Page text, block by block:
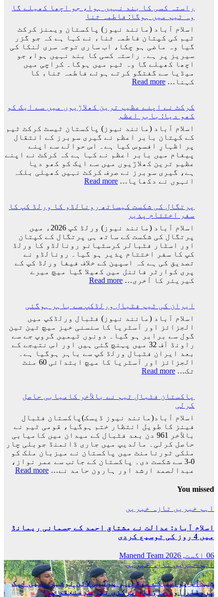
لاکھ
افراد
کے
دستخط
فائنل
میں
شکست
کے
بعد
لیونل
میسی
ٹیم
کے
واپس
کیوں
گئے؟
وجہ
سامنے
آ
گئی
راستہ کسی کا بند نہیں ہوا، جو اچھا کھیلے گا
وہ ٹیم میں ہوگا: فاطمہ ثنا
اسلام آباد (مانند نیوز) پاکستان ویمنز کرکٹ
ٹیم کی کپتان فاطمہ ثناء نے کہا ہے کہ جو گزر
گیا وہ ماضی ہو چکا، اب ساری توجہ سری لنکا کی
سیریز پر ہے۔ راستہ کسی کا بند نہیں ہوا، جو
اچھا کھیلے گا وہ ٹیم میں ہوگا۔ کراچی میں
میڈیا سے گفتگو کرتے ہوئے فاطمہ ثناء کا
کہنا… Read more
:
کا
بند
ہوا،
جو
اچھا
کھیلے
گا
وہ
ٹیم
ہوگا:
فاطمہ
ثنا
کرکٹ نے اپنے عظیم ترین کھلاڑیوں میں سے ایک کو
کھو دیا: بابر اعظم
اسلام آباد (مانند نیوز) پاکستان ٹیسٹ کرکٹ ٹیم
کے کپتان بابر اعظم نے گیری سوبرز کے انتقال
پر اظہارِ افسوس کیا ہے۔ اس حوالے سے اپنے
پیغام میں بابر اعظم نے کہا ہے کہ کرکٹ نے اپنے
عظیم ترین کھلاڑیوں میں سے ایک کو کھو دیا
ہے، گیری سوبرز نے صرف کرکٹ نہیں کھیلی بلکہ
انہوں نے دکھایا… Read more
:
اپنے
ترین
کھلاڑیوں
میں
سے
ایک
کو
کھو
پرتگال کی شکست کیساتھ رونالڈو کا ورلڈ کپ کا
سفر اختتام پذیر
اسلام آباد (مانند نیوز) ورلڈ کپ 2026ء میں
پرتگال کی شکست کے ساتھ ہی پرتگال کے کپتان
اور اسٹار فٹبالر کرسٹیانو رونالڈو کا ورلڈ
کپ کا سفر اختتام پذیر ہو گیا۔ رونالڈو نے
تصدیق کی ہے کہ اسپین کے خلاف فیفا ورلڈ کپ کے
پری کوارٹر فائنل میں کھیلا گیا میچ میرے
کیریئر کا آخری… Read more
:
شکست
کیساتھ
رونالڈو
کا
ورلڈ
کپ
کا
سفر
ایران کی ٹیم فٹبال ورلڈکپ سے باہر ہوگئی
اسلام آباد (مانند نیوز) فٹبال ورلڈکپ میں
الجزائز اور آسٹریا کا سنسنی خیز میچ تین تین
گول سے برابر ہو گیا۔ دونوں ٹیمیں گروپ جے سے
راونڈ آف 32 میں پہنچ گئی ہیں اور اس نتیجے کے
بعد ایران فٹبال ورلڈ کپ سے باہر ہوگیا ہے۔
الجزائز اور آسٹریا کا میچ ابتدائی 60 منٹ
تک… Read more
:
ٹیم
سے
باہر
ہوگئی
پاکستان فٹبال ٹیم نے بالآخر کامیابی حاصل
کرلی
اسلام آباد(مانند نیوز ڈیسک)پاکستان فٹبال
فینز کا طویل انتظار ختم ہوگیا، قومی ٹیم نے
بالآخر 961 دن بعد فٹبال کے میدان میں کامیابی
حاصل کرلی۔ مالدیپ میں جاری ڈائمنڈ جوبلی چار
ملکی ٹورنامنٹ میں پاکستان نے میزبان ملک کو
0-3 سے شکست دی۔ پاکستان کے جانب سے عمر نواز،
عبدالصمد ارشد اور ہارون حامد نے… Read more
:
You missed
اہم خبریں تازہ خبریں
اسلام آباد: عدالت نے مشتاق احمد کے جسمانی ریمانڈ
میں 4 روز کی توسیع کردی
06 اگست, 2026
Manend Team
اہم خبریںتازہ خبریں
شہداء پولیس کے موقع پر پولیس لائن نوشہرہ میں ایک
پروقار اور باوقار مرکزی تقریب منعقد ہوا